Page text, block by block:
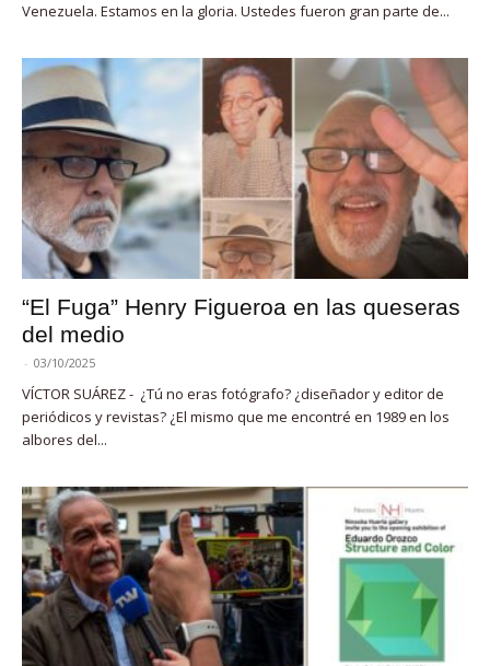
Venezuela. Estamos en la gloria. Ustedes fueron gran parte de...
“El Fuga” Henry Figueroa en las queseras
del medio
- 03/10/2025
VÍCTOR SUÁREZ - ¿Tú no eras fotógrafo? ¿diseñador y editor de
periódicos y revistas? ¿El mismo que me encontré en 1989 en los
albores del...